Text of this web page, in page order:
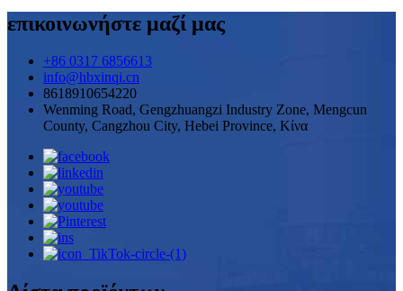
επικοινωνήστε μαζί μας
+86 0317 6856613
info@hbxinqi.cn
8618910654220
Wenming Road, Gengzhuangzi Industry Zone, Mengcun
County, Cangzhou City, Hebei Province, Κίνα